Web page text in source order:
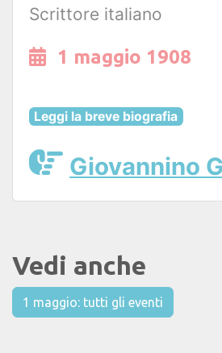
Scrittore italiano
1 maggio 1908
Leggi la breve biografia
Giovannino
Vedi anche
1 maggio: tutti gli eventi